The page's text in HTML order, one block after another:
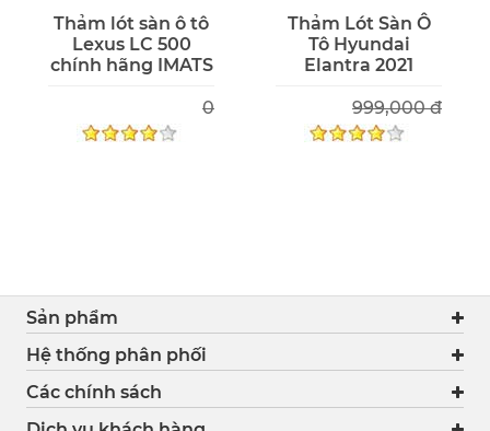
Thảm lót sàn ô tô
Lexus LC 500
chính hãng IMATS
0
Thảm Lót Sàn Ô
Tô Hyundai
Elantra 2021
999,000 đ
Sản phẩm
Hệ thống phân phối
Các chính sách